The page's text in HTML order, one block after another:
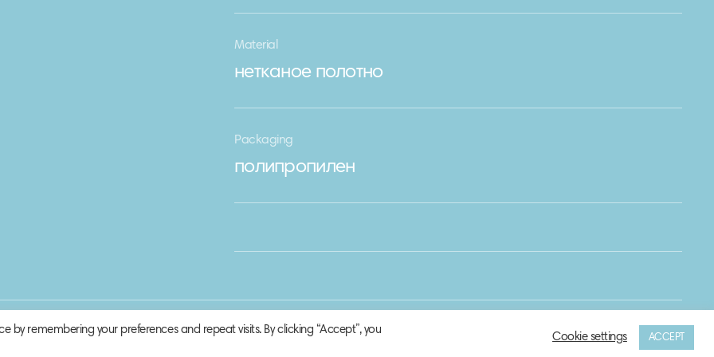
Material
нетканое полотно
Packaging
полипропилен
by remembering your preferences and repeat visits. By clicking “Accept”, you
Cookie settings ACCEPT